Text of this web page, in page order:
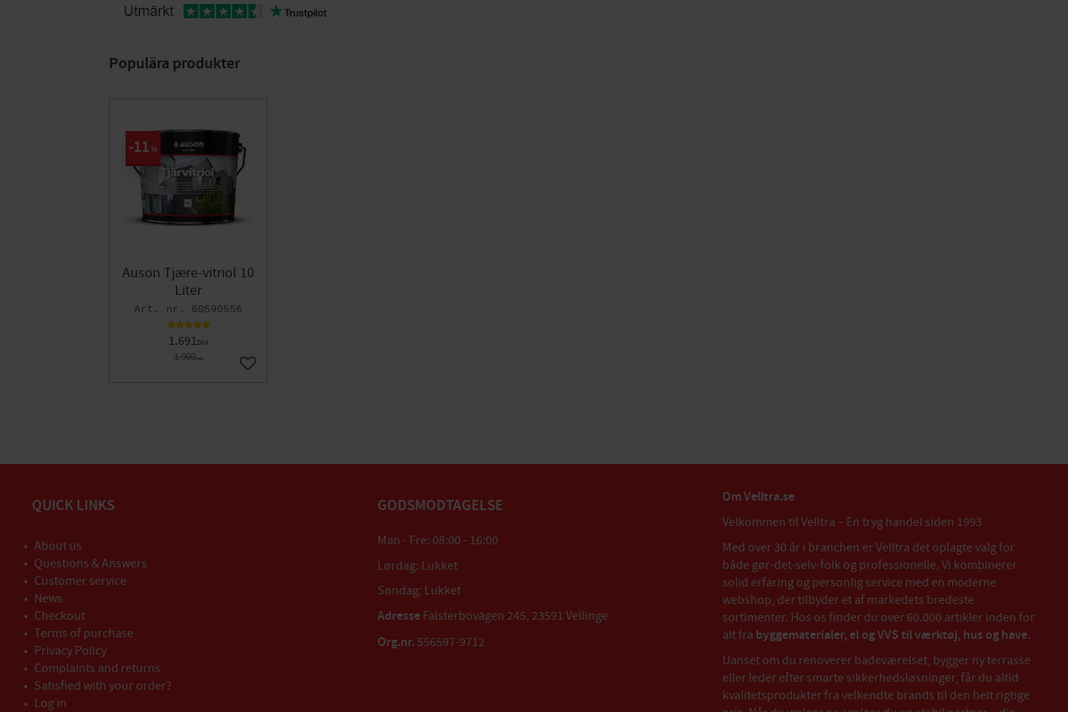
Populära produkter
Auson Tjære-vitriol 10
Liter
60590556
1.691DKK
1.900DKK
11 %
Gem som favorit
QUICK LINKS
About us
Questions & Answers
Customer service
News
Checkout
Terms of purchase
Privacy Policy
Complaints and returns
Satisfied with your order?
Log in
GODSMODTAGELSE
Man - Fre: 08:00 - 16:00
Lørdag: Lukket
Søndag: Lukket
AdresseFalsterbovägen 245, 23591 Vellinge
Org.nr. 556597-9712
Om Velltra.se
Velkommen til Velltra – En tryg handel siden 1993
Med over 30 år i branchen er Velltra det oplagte valg for
både gør-det-selv-folk og professionelle. Vi kombinerer
solid erfaring og personlig service med en moderne
webshop, der tilbyder et af markedets bredeste
sortimenter. Hos os finder du over 60.000 artikler inden for
alt fra byggematerialer, el og VVS til værktøj, hus og have.
Uanset om du renoverer badeværelset, bygger ny terrasse
eller leder efter smarte sikkerhedsløsninger, får du altid
kvalitetsprodukter fra velkendte brands til den helt rigtige